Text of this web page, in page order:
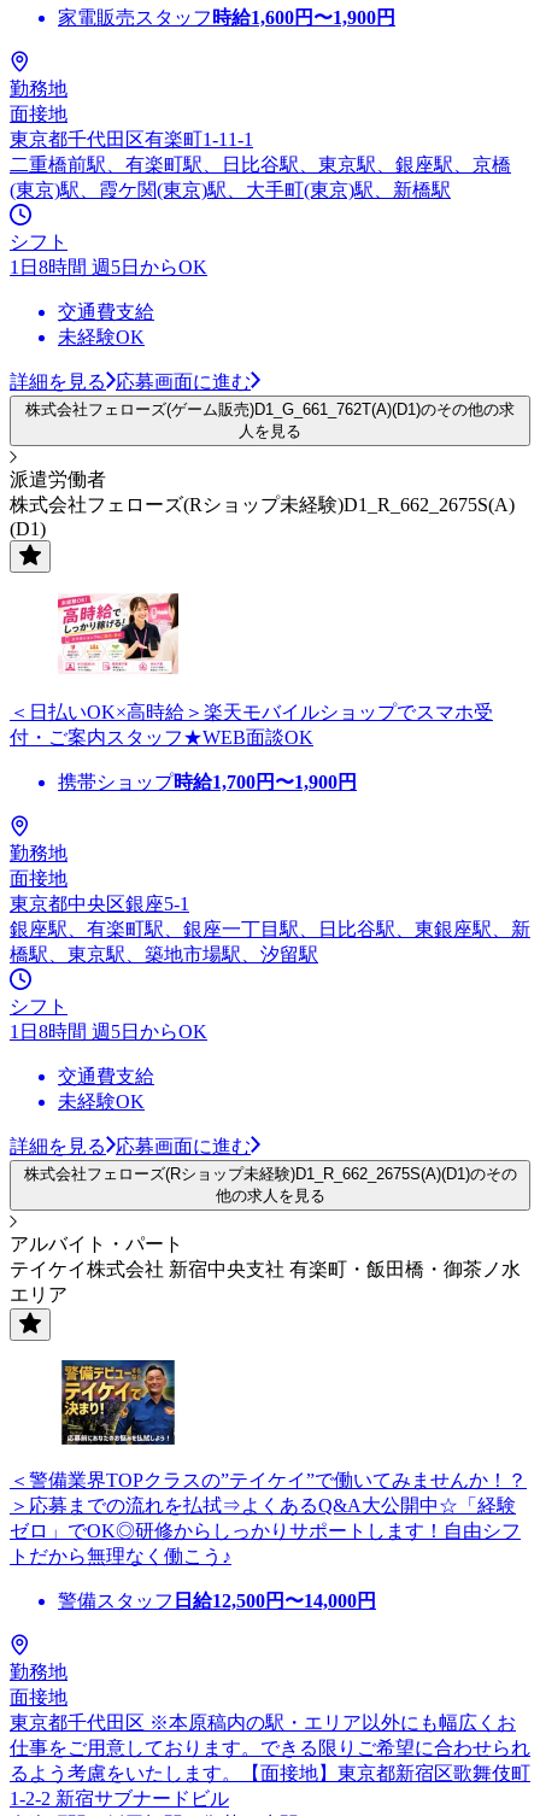
家電販売スタッフ 時給1,600円〜1,900円
勤務地
面接地
東京都千代田区有楽町1-11-1
二重橋前駅、有楽町駅、日比谷駅、東京駅、銀座駅、京橋
(東京)駅、霞ケ関(東京)駅、大手町(東京)駅、新橋駅
シフト
1日8時間 週5日からOK
交通費支給
未経験OK
詳細を見る 応募画面に進む
株式会社フェローズ(ゲーム販売)D1_G_661_762T(A)(D1)のその他の求
人を見る
派遣労働者
株式会社フェローズ(Rショップ未経験)D1_R_662_2675S(A)
(D1)
＜日払いOK×高時給＞楽天モバイルショップでスマホ受
付・ご案内スタッフ★WEB面談OK
携帯ショップ時給1,700円〜1,900円
勤務地
面接地
東京都中央区銀座5-1
銀座駅、有楽町駅、銀座一丁目駅、日比谷駅、東銀座駅、新
橋駅、東京駅、築地市場駅、汐留駅
シフト
1日8時間 週5日からOK
交通費支給
未経験OK
詳細を見る 応募画面に進む
株式会社フェローズ(Rショップ未経験)D1_R_662_2675S(A)(D1)のその
他の求人を見る
アルバイト・パート
テイケイ株式会社 新宿中央支社 有楽町・飯田橋・御茶ノ水
エリア
＜警備業界TOPクラスの”テイケイ”で働いてみませんか！？
＞応募までの流れを払拭⇒よくあるQ&A大公開中☆「経験
ゼロ」でOK◎研修からしっかりサポートします！自由シフ
トだから無理なく働こう♪
警備スタッフ 日給12,500円〜14,000円
勤務地
面接地
東京都千代田区 ※本原稿内の駅・エリア以外にも幅広くお
仕事をご用意しております。できる限りご希望に合わせられ
るよう考慮をいたします。【面接地】東京都新宿区歌舞伎町
1-2-2 新宿サブナードビル